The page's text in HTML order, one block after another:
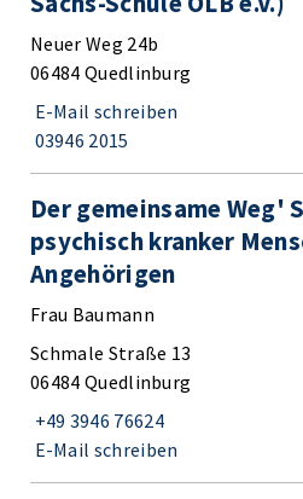
Neuer Weg 24b
06484 Quedlinburg
E-Mail schreiben
03946 2015
Der gemeinsame
psychisch kranker
Angehörigen
Frau Baumann
Schmale Straße 13
06484 Quedlinburg
+49 3946 76624
E-Mail schreiben